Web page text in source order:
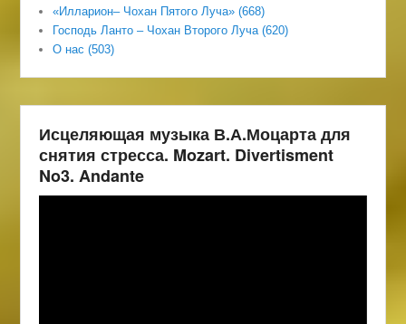
«Илларион– Чохан Пятого Луча» (668)
Господь Ланто – Чохан Второго Луча (620)
О нас (503)
Исцеляющая музыка В.А.Моцарта для
снятия стресса. Mozart. Divertisment
No3. Andante